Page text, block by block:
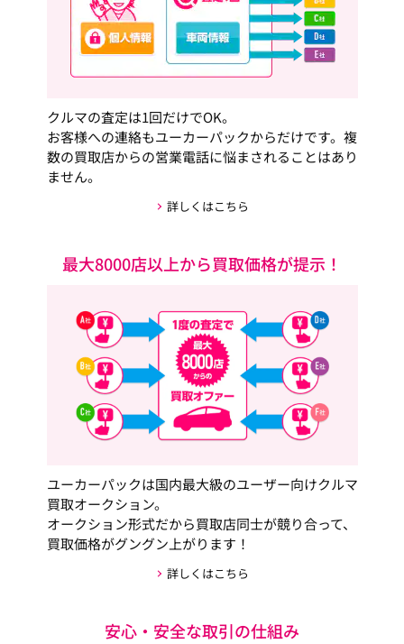
クルマの査定は1回だけでOK。
お客様への連絡もユーカーパックからだけです。複
数の買取店からの営業電話に悩まされることはあり
ません。
詳しくはこちら
最大8000店以上から買取価格が提示！
ユーカーパックは国内最大級のユーザー向けクルマ
買取オークション。
オークション形式だから買取店同士が競り合って、
買取価格がグングン上がります！
詳しくはこちら
安心・安全な取引の仕組み